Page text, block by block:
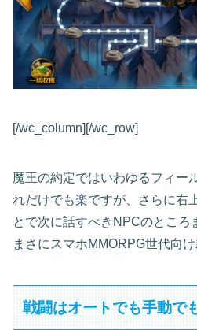
[/wc_column][/wc_row]
魔王の約定ではいわゆるフィー
れだけでも楽ですが、さらに右
とで次に話すべきNPCのところ
まさにスマホMMORPG世代向け
戦闘はオートでも手動で